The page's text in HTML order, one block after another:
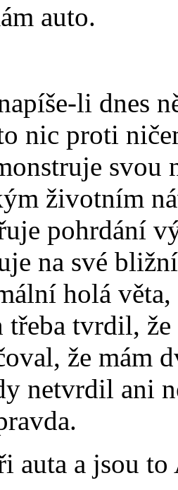
auto.
li dnes
nic proti
svou
životním
pohrdání
na své
holá
tvrdil,
že mám
netvrdil ani
auta a jsou to